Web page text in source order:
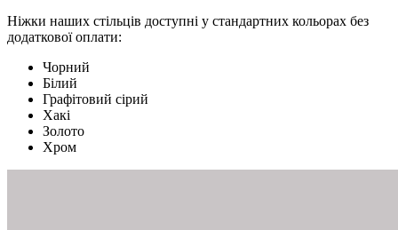
Ніжки наших стільців доступні у стандартних кольорах без
додаткової оплати:
Чорний
Білий
Графітовий сірий
Хакі
Золото
Хром